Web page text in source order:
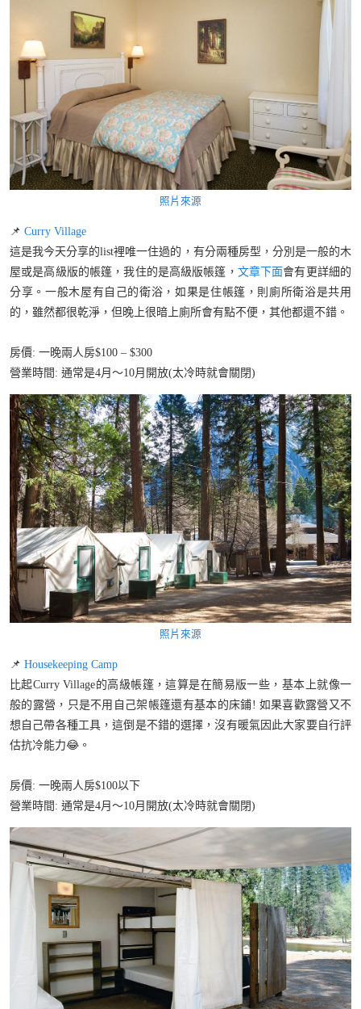
照片來源
📌 Curry Village
這是我今天分享的list裡唯一住過的，有分兩種房型，分別是一般的木
屋或是高級版的帳篷，我住的是高級版帳篷， 文章下面會有更詳細的
分享。一般木屋有自己的衛浴，如果是住帳篷，則廁所衛浴是共用
的，雖然都很乾淨，但晚上很暗上廁所會有點不便，其他都還不錯。
房價: 一晚兩人房$100 – $300
營業時間: 通常是4月～10月開放(太冷時就會關閉)
照片來源
📌 Housekeeping Camp
比起Curry Village的高級帳篷，這算是在簡易版一些，基本上就像一
般的露營，只是不用自己架帳篷還有基本的床鋪! 如果喜歡露營又不
想自己帶各種工具，這倒是不錯的選擇，沒有暖氣因此大家要自行評
估抗冷能力😂。
房價: 一晚兩人房$100以下
營業時間: 通常是4月～10月開放(太冷時就會關閉)